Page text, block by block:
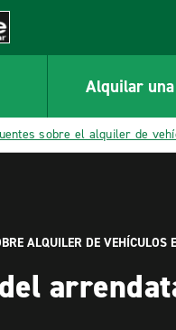
Alquilar
sobre el alquiler de
ALQUILER DE VEHÍCULOS